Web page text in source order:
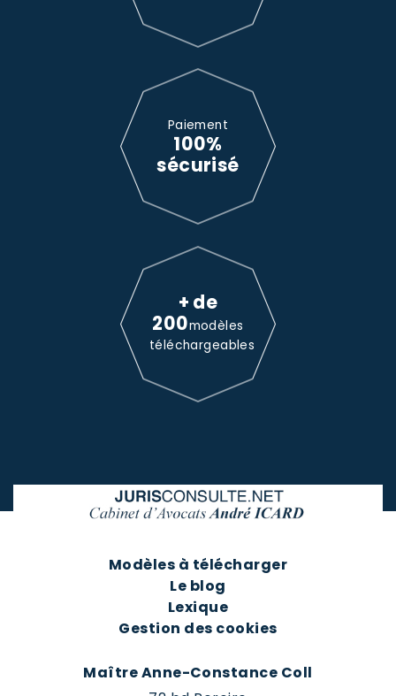
Paiement
100%
sécurisé
+ de
200modèles
téléchargeables
Modèles à télécharger
Le blog
Lexique
Gestion des cookies
Maître Anne-Constance Coll